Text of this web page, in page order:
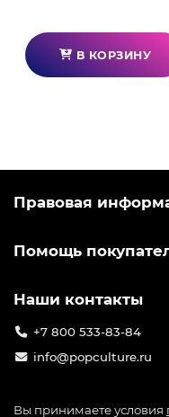
В КОРЗИНУ
Правовая
Помощь
Наши контакты
+7 800 533-83-84
info@popculture.ru
Вы принимаете условия